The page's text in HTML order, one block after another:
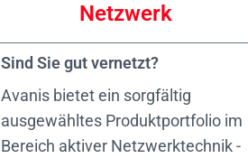
Netzwerk
Sind Sie gut vernetzt?
Avanis bietet ein sorgfältig
ausgewähltes Produktportfolio im
Bereich aktiver Netzwerktechnik -